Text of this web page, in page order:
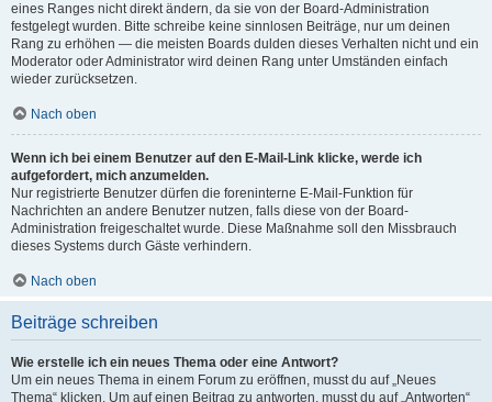
eines Ranges nicht direkt ändern, da sie von der Board-Administration
festgelegt wurden. Bitte schreibe keine sinnlosen Beiträge, nur um deinen
Rang zu erhöhen — die meisten Boards dulden dieses Verhalten nicht und ein
Moderator oder Administrator wird deinen Rang unter Umständen einfach
wieder zurücksetzen.
Nach oben
Wenn ich bei einem Benutzer auf den E-Mail-Link klicke, werde ich
aufgefordert, mich anzumelden.
Nur registrierte Benutzer dürfen die foreninterne E-Mail-Funktion für
Nachrichten an andere Benutzer nutzen, falls diese von der Board-
Administration freigeschaltet wurde. Diese Maßnahme soll den Missbrauch
dieses Systems durch Gäste verhindern.
Nach oben
Beiträge schreiben
Wie erstelle ich ein neues Thema oder eine Antwort?
Um ein neues Thema in einem Forum zu eröffnen, musst du auf „Neues
Thema“ klicken. Um auf einen Beitrag zu antworten, musst du auf „Antworten“